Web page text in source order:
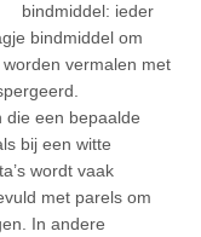
bindmiddel: ieder
bindmiddel om
vermalen met
die een bepaalde
bij een witte
wordt vaak
met parels om
In andere